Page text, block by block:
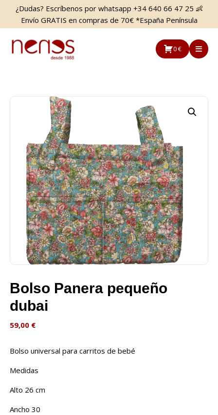
Saltar
contenido
principal
Saltar
la
barra
lateral
¿Dudas? Escríbenos por whatsapp +34 640 66 47 25 👶
Envío GRATIS en compras de 70€ *España Península
0 €
Bolso Panera pequeño
dubai
59,00 €
Bolso universal para carritos de bebé
Medidas
Alto 26 cm
Ancho 30